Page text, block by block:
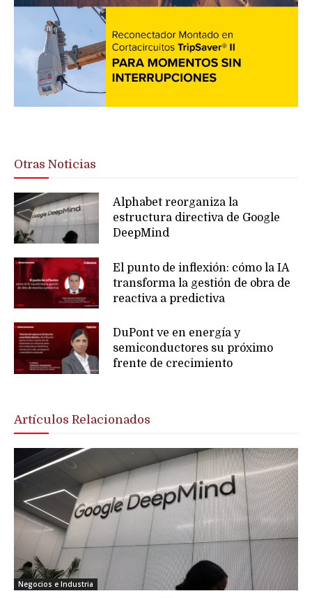
Otras Noticias
Alphabet reorganiza la
estructura directiva de Google
DeepMind
El punto de inflexión: cómo la IA
transforma la gestión de obra de
reactiva a predictiva
DuPont ve en energía y
semiconductores su próximo
frente de crecimiento
Artículos Relacionados
Negocios e Industria